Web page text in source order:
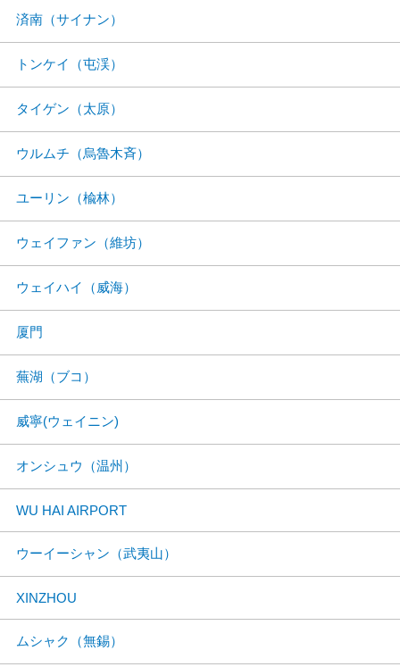
済南（サイナン）
トンケイ（屯渓）
タイゲン（太原）
ウルムチ（烏魯木斉）
ユーリン（楡林）
ウェイファン（維坊）
ウェイハイ（威海）
厦門
蕪湖（ブコ）
威寧(ウェイニン)
オンシュウ（温州）
WU HAI AIRPORT
ウーイーシャン（武夷山）
XINZHOU
ムシャク（無錫）